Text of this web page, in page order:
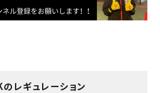
レギュレーション